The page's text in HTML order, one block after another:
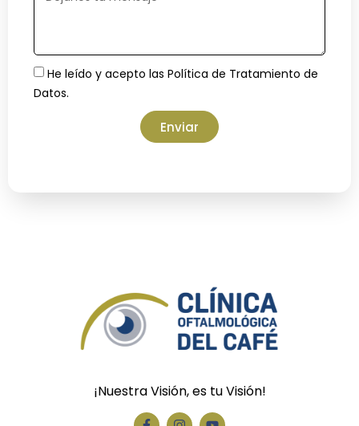
He leído y acepto las Política de Tratamiento de
Datos.
Enviar
¡Nuestra Visión, es tu Visión!